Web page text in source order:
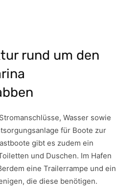
rund um den
Wasser sowie
für Boote zur
gibt es zudem ein
und Duschen. Im Hafen
eine Trailerrampe und ein
die diese benötigen.